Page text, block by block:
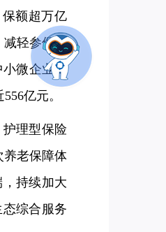
额超万亿
减轻参保群
微企业提
亿元。
理型保险
养老保障体
持续加大
综合服务